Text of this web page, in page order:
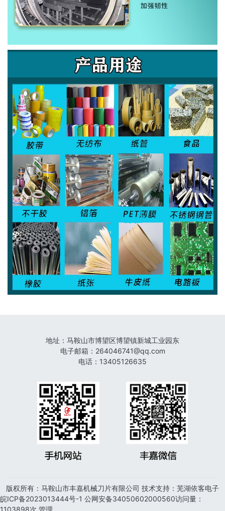
地址： 马鞍山市博望区博望镇新城工业园东
电子邮箱： 264046741@qq.com
电话 ： 13405126635
版权所有： 马鞍山市丰嘉机械刀片有限公司 技术支持：芜湖依客电子
皖ICP备2023013444号-1 公网安备34050602000560访问量：
1103898次 管理